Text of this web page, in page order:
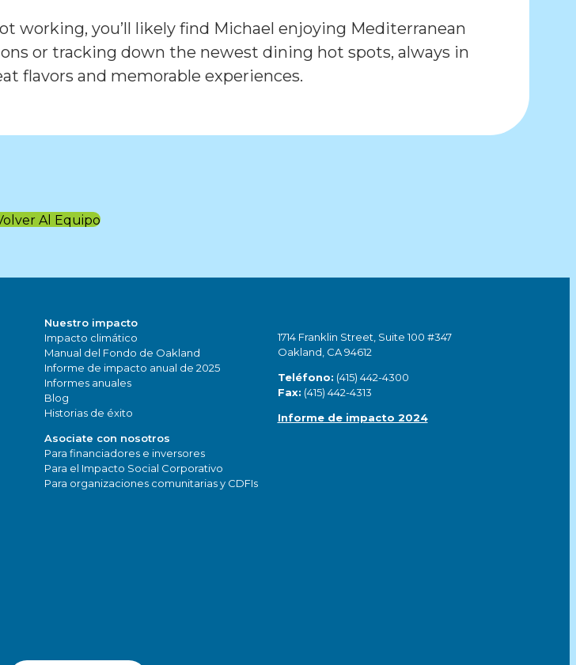
working, you’ll likely find Michael enjoying Mediterranean
or tracking down the newest dining hot spots, always in
flavors and memorable experiences.
Al Equipo
Nuestro impacto
Impacto climático
Manual del Fondo de Oakland
Informe de impacto anual de 2025
Informes anuales
Blog
Historias de éxito
Asociate con nosotros
Para financiadores e inversores
Para el Impacto Social Corporativo
Para organizaciones comunitarias y CDFIs
1714 Franklin Street, Suite 100 #347
Oakland, CA 94612
Teléfono: (415) 442-4300
Fax: (415) 442-4313
Informe de impacto 2024